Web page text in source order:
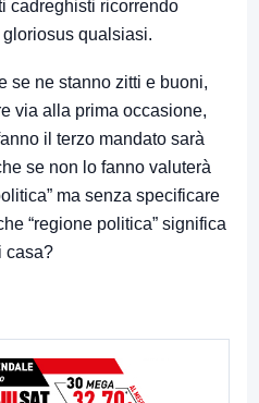
cadreghisti ricorrendo
qualsiasi.
se ne stanno zitti e buoni,
via alla prima occasione,
il terzo mandato sarà
se non lo fanno valuterà
ma senza specificare
“regione politica” significa
casa?